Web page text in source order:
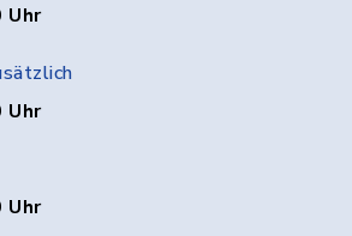
Uhr
Uhr
Uhr